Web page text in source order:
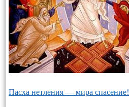
Пасха нетления — мира спасение!